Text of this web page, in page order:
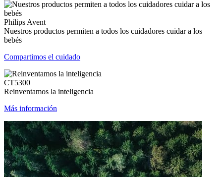
Philips Avent
Nuestros productos permiten a todos los cuidadores cuidar a los
bebés
Compartimos el cuidado
CT5300
Reinventamos la inteligencia
Más información